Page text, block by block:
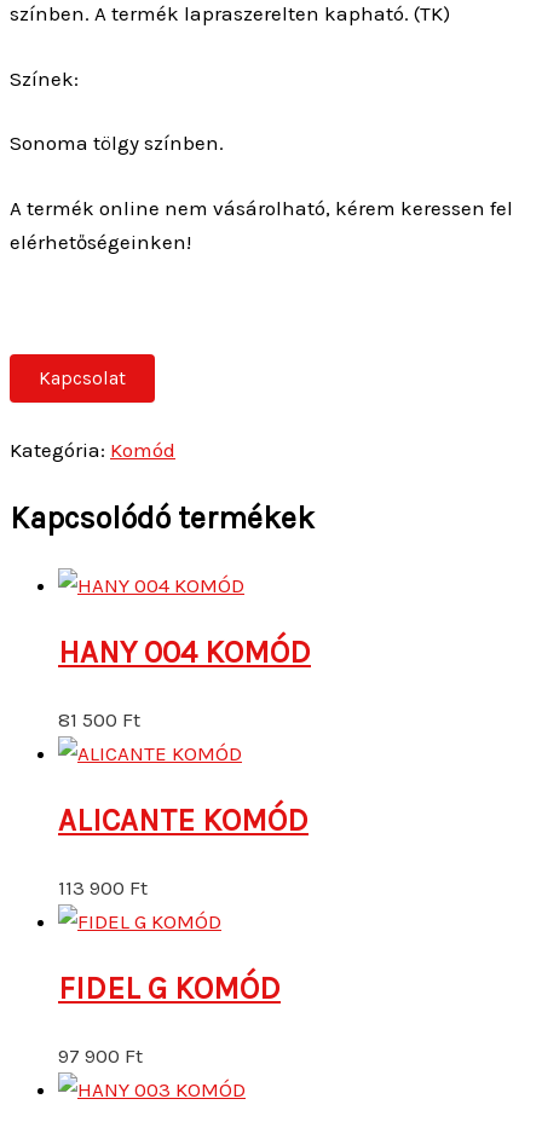
színben. A termék lapraszerelten kapható. (TK)
Színek:
Sonoma tölgy színben.
A termék online nem vásárolható, kérem keressen fel
elérhetőségeinken!
Kapcsolat
Kategória: Komód
Kapcsolódó termékek
HANY 004 KOMÓD
81 500 Ft
ALICANTE KOMÓD
113 900 Ft
FIDEL G KOMÓD
97 900 Ft